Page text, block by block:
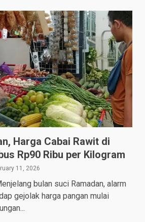
Harga Cabai Rawit di
Rp90 Ribu per Kilogram
11, 2026
bulan suci Ramadan, alarm
gejolak harga pangan mulai